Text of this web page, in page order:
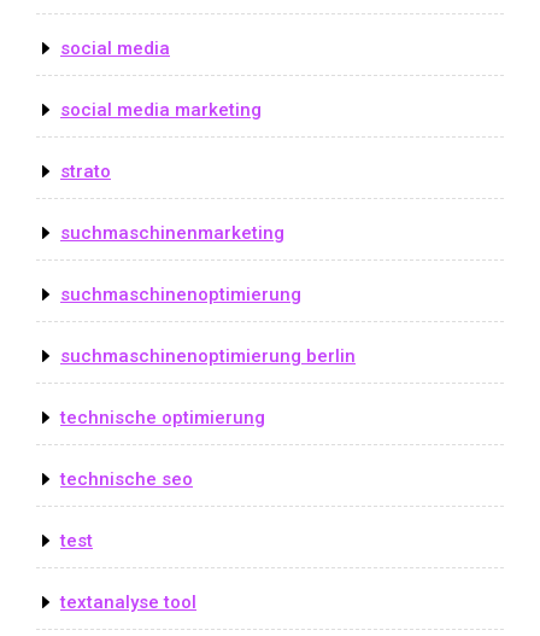
social media
social media marketing
strato
suchmaschinenmarketing
suchmaschinenoptimierung
suchmaschinenoptimierung berlin
technische optimierung
technische seo
test
textanalyse tool